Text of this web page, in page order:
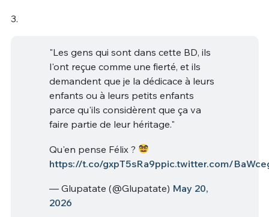
3.
"Les gens qui sont dans cette BD, ils
l'ont reçue comme une fierté, et ils
demandent que je la dédicace à leurs
enfants ou à leurs petits enfants
parce qu'ils considèrent que ça va
faire partie de leur héritage."
Qu'en pense Félix ?
https://t.co/gxpT5sRa9ppic.twitter.com/
— Glupatate (@Glupatate) May 20,
2026